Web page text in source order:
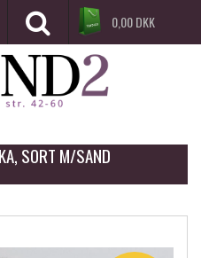
0,00DKK
SORT M/SAND